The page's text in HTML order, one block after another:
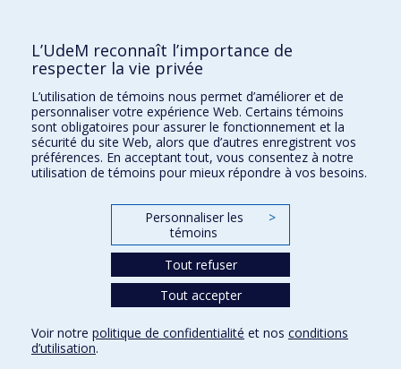
automatique du langage. Récipiendaire de plusieurs prix et
distinctions, il a entre autres été nommé membre de la Société
royale du Canada et membre correspondant de l’Académie des
sciences d’Autriche, et il a reçu deux bourses Killam.
Retour à la liste complète des
portraits
Conditions d’utilisation
L’UdeM reconnaît l’importance de
respecter la vie privée
L’utilisation de témoins nous permet d’améliorer et de
personnaliser votre expérience Web. Certains témoins
sont obligatoires pour assurer le fonctionnement et la
sécurité du site Web, alors que d’autres enregistrent vos
préférences. En acceptant tout, vous consentez à notre
utilisation de témoins pour mieux répondre à vos besoins.
Personnaliser les
témoins
>
Tout refuser
Tout accepter
Voir notre politique de confidentialité et nos conditions
d’utilisation.